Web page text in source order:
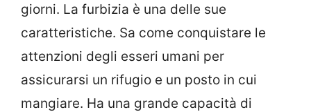
giorni. La furbizia è una delle sue
caratteristiche. Sa come conquistare le
attenzioni degli esseri umani per
assicurarsi un rifugio e un posto in cui
mangiare. Ha una grande capacità di